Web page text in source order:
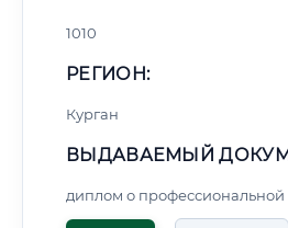
1010
РЕГИОН:
Курган
ВЫДАВАЕМЫЙ
диплом о профессиональной